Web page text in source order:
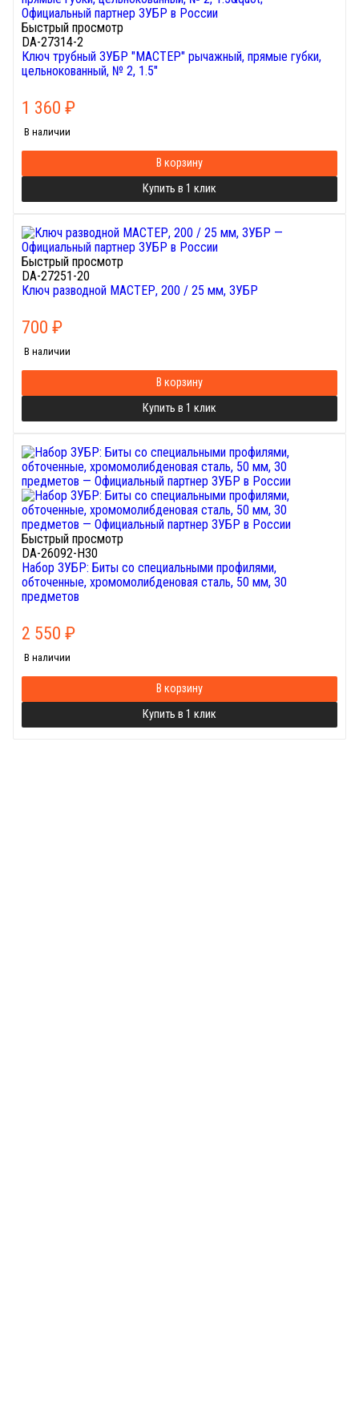
Быстрый просмотр
DA-27314-2
Ключ трубный ЗУБР "МАСТЕР" рычажный, прямые губки,
цельнокованный, № 2, 1.5"
1 360 ₽
В наличии
В корзину
Купить в 1 клик
Быстрый просмотр
DA-27251-20
Ключ разводной МАСТЕР, 200 / 25 мм, ЗУБР
700 ₽
В наличии
В корзину
Купить в 1 клик
Быстрый просмотр
DA-26092-H30
Набор ЗУБР: Биты со специальными профилями,
обточенные, хромомолибденовая сталь, 50 мм, 30
предметов
2 550 ₽
В наличии
В корзину
Купить в 1 клик